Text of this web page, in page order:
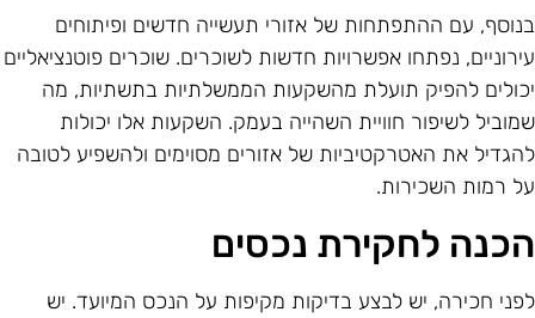
עם ההתפתחות של אזורי תעשייה חדשים ופיתוחים
נפתחו אפשרויות חדשות לשוכרים. שוכרים פוטנציאליים
להפיק תועלת מהשקעות הממשלתיות בתשתיות, מה
לשיפור חוויית השהייה בעמק. השקעות אלו יכולות
את האטרקטיביות של אזורים מסוימים ולהשפיע לטובה
רמות השכירות.
לחקירת נכסים
חכירה, יש לבצע בדיקות מקיפות על הנכס המיועד. יש